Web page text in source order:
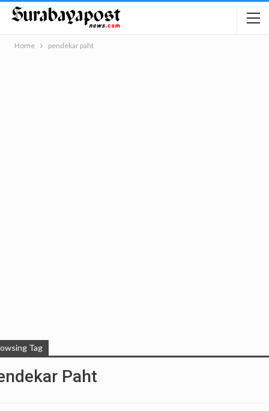
Home pendekar paht
Tag
Paht